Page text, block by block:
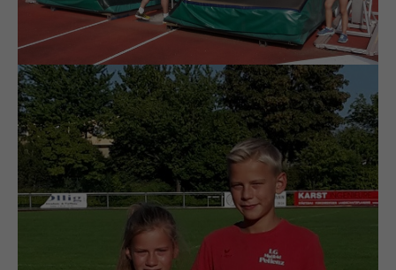
Get in touch
Cybersteel Inc.
376-293 City Road, Suite 600
San Francisco, CA 94102
Have any questions?
+44 1234 567 890
Drop us a line
info@yourdomain.com